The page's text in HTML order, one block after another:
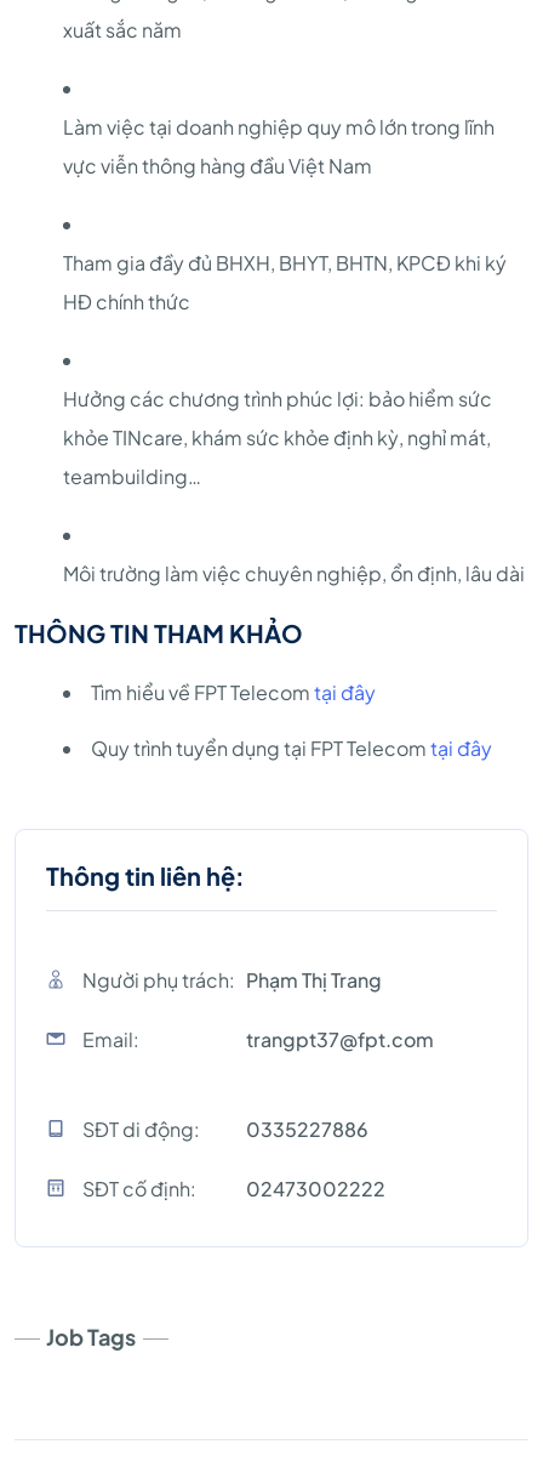
xuất sắc năm
Làm việc tại doanh nghiệp quy mô lớn trong lĩnh
vực viễn thông hàng đầu Việt Nam
Tham gia đầy đủ BHXH, BHYT, BHTN, KPCĐ khi ký
HĐ chính thức
Hưởng các chương trình phúc lợi: bảo hiểm sức
khỏe TINcare, khám sức khỏe định kỳ, nghỉ mát,
teambuilding…
Môi trường làm việc chuyên nghiệp, ổn định, lâu dài
THÔNG TIN THAM KHẢO
Tìm hiểu về FPT Telecomtại đây
Quy trình tuyển dụng tại FPT Telecomtại đây
Thông tin liên hệ:
Người phụ trách: Phạm Thị Trang
Email: trangpt37@fpt.com
SĐT di động: 0335227886
SĐT cố định: 02473002222
Job Tags